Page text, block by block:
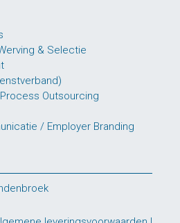
& Selectie
Outsourcing
/ Employer Branding